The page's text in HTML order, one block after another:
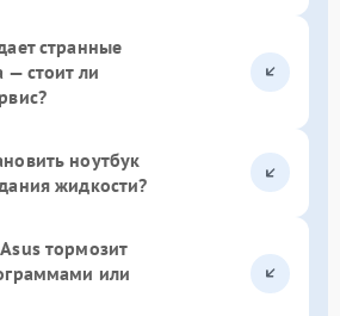
странные
— стоит ли
ноутбук
жидкости?
тормозит
или